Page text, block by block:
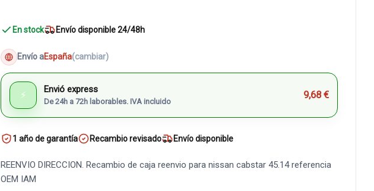
En stock Envío disponible 24/48h
Envío aEspaña(cambiar)
⚡ Envió express
De 24h a 72h laborables. IVA incluido
9,68 €
1 año de garantía Recambio revisado Envío disponible
REENVIO DIRECCION. Recambio de caja reenvio para nissan cabstar 45.14 referencia
OEM IAM